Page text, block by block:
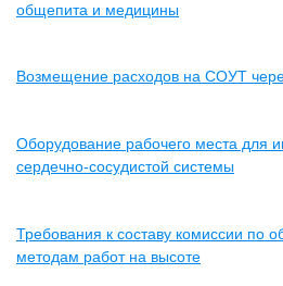
общепита и медицины
Возмещение расходов на СОУТ
Оборудование рабочего места для
сердечно-сосудистой системы
Требования к составу комиссии по
методам работ на высоте